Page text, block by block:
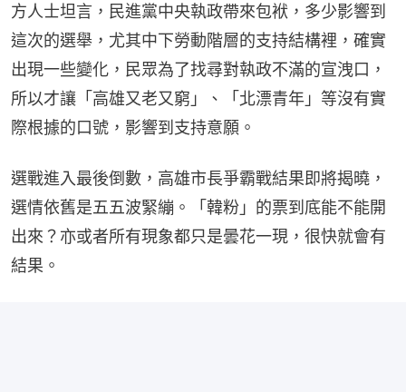
方人士坦言，民進黨中央執政帶來包袱，多少影響到
這次的選舉，尤其中下勞動階層的支持結構裡，確實
出現一些變化，民眾為了找尋對執政不滿的宣洩口，
所以才讓「高雄又老又窮」、「北漂青年」等沒有實
際根據的口號，影響到支持意願。
選戰進入最後倒數，高雄市長爭霸戰結果即將揭曉，
選情依舊是五五波緊繃。「韓粉」的票到底能不能開
出來？亦或者所有現象都只是曇花一現，很快就會有
結果。